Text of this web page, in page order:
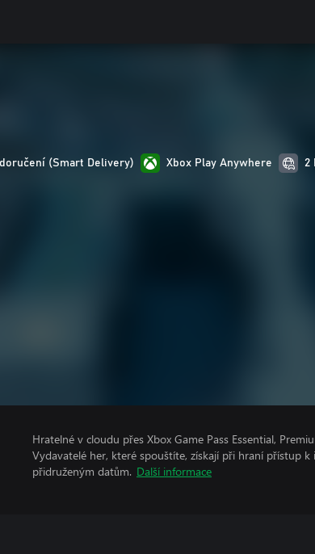
(Smart Delivery) Xbox Play Anywhere 2
Hratelné v cloudu přes Xbox Game Pass Essential,
Vydavatelé her, které spouštíte, získají při hraní přístup
přidruženým datům. Další informace